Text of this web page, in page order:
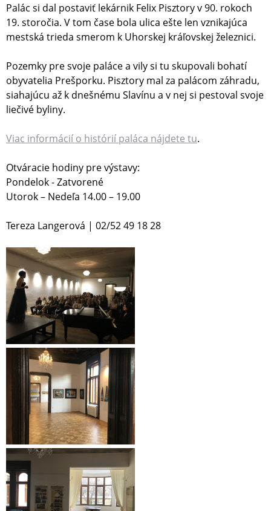
Palác si dal postaviť lekárnik Felix Pisztory v 90. rokoch
19. storočia. V tom čase bola ulica ešte len vznikajúca
mestská trieda smerom k Uhorskej kráľovskej železnici.
Pozemky pre svoje paláce a vily si tu skupovali bohatí
obyvatelia Prešporku. Pisztory mal za palácom záhradu,
siahajúcu až k dnešnému Slavínu a v nej si pestoval svoje
liečivé byliny.
Viac informácií o histórií paláca nájdete tu.
Otváracie hodiny pre výstavy:
Pondelok - Zatvorené
Utorok – Nedeľa 14.00 – 19.00
Tereza Langerová | 02/52 49 18 28